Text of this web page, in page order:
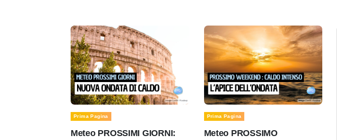
Prima Pagina
Meteo PROSSIMI GIORNI:
Prima Pagina
Meteo PROSSIMO